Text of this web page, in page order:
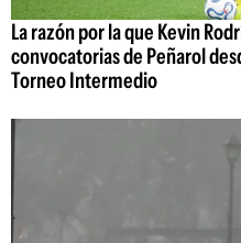
La razón por la que Kevin
convocatorias de Peñarol
Torneo Intermedio